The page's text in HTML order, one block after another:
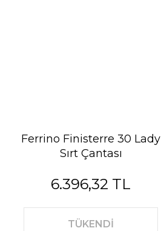
Ferrino Finisterre 30 Lady
Sırt Çantası
6.396,32 TL
TÜKENDİ